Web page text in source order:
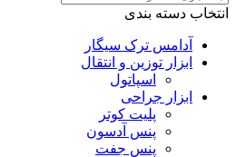
انتخاب دسته بندی
آدامس ترک سیگار
ابزار توزین و انتقال
اسپاتول
ابزار جراحی
پلیت کوتر
پنس آدسون
پنس جفت